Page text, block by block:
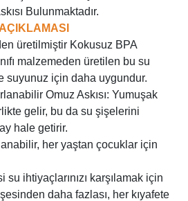
Bulunmaktadır.
üretilmiştir Kokusuz BPA
malzemeden üretilen bu su
suyunuz için daha uygundur.
Omuz Askısı: Yumuşak
gelir, bu da su şişelerini
hale getirir.
her yaştan çocuklar için
su ihtiyaçlarınızı karşılamak için
daha fazlası, her kıyafete